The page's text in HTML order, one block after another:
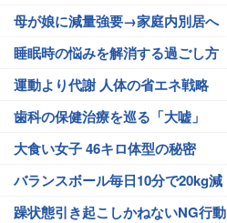
母が娘に減量強要→家庭内別居へ
睡眠時の悩みを解消する過ごし方
運動より代謝 人体の省エネ戦略
歯科の保健治療を巡る「大嘘」
大食い女子 46キロ体型の秘密
バランスボール毎日10分で20kg減
躁状態引き起こしかねないNG行動